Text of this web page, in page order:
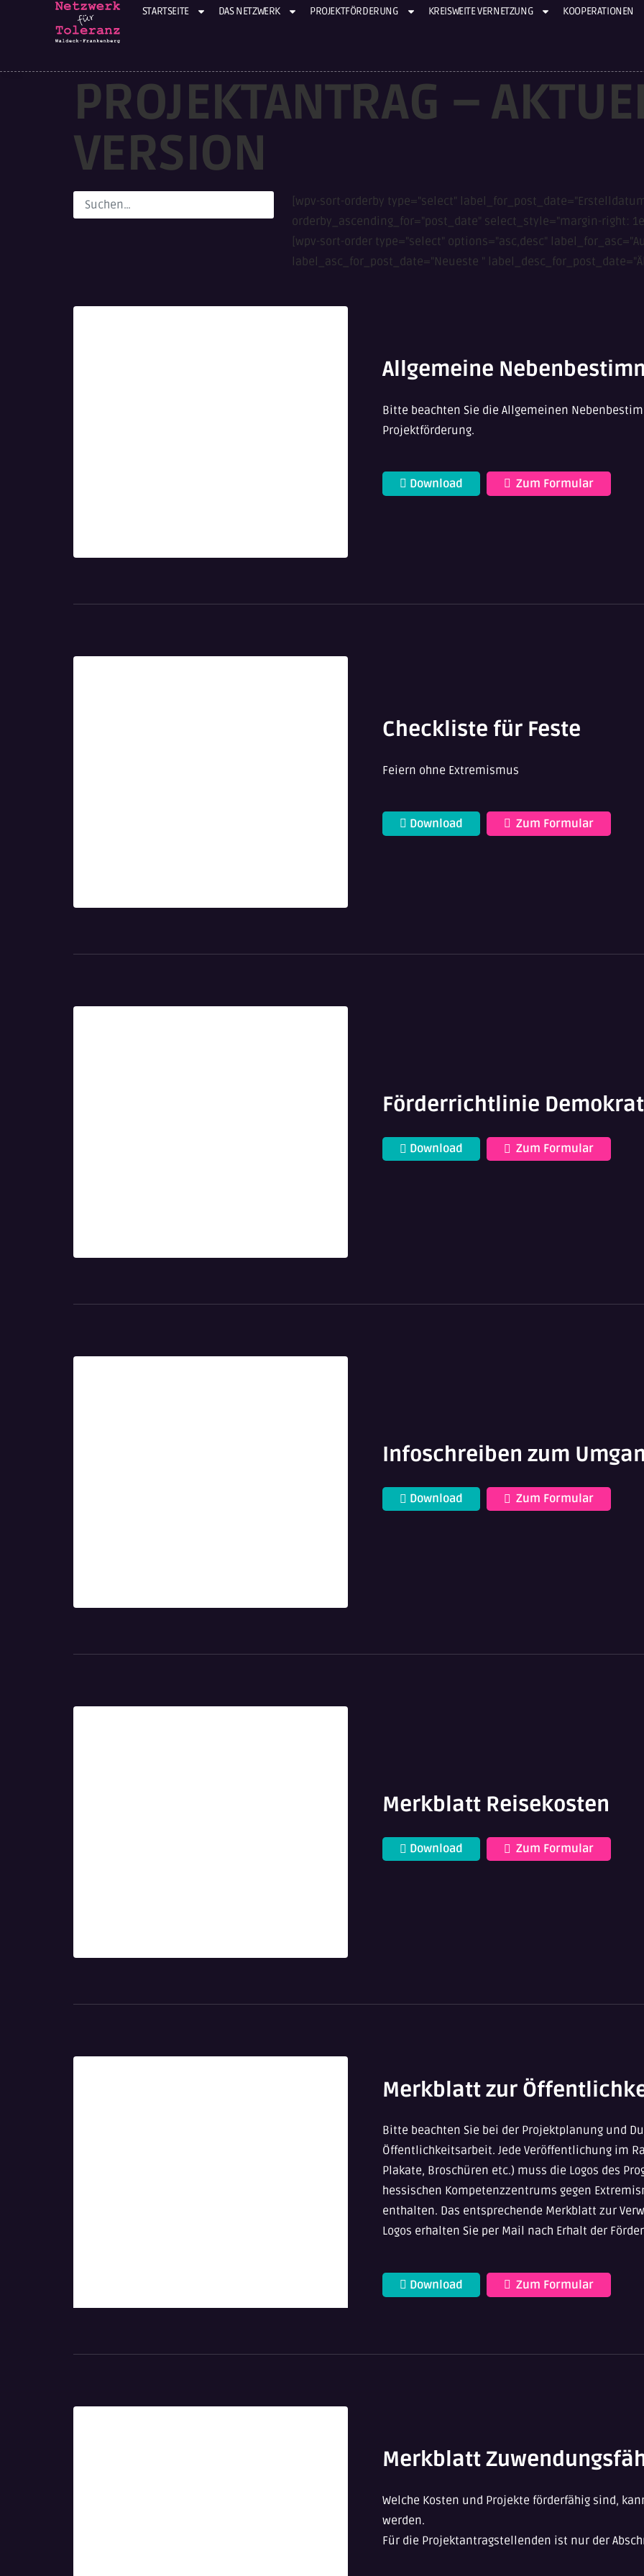
STARTSEITE DAS NETZWERK PROJEKTFÖRDERUNG KREISWEITE VERNETZUNG KOOPERATIONEN
PROJEKTANTRAG –
VERSION
[wpv-sort-orderby type="select"
orderby_ascending_for="post_date" select_style="margin-right:
[wpv-sort-order type="select" options="asc,desc"
label_asc_for_post_date="Neueste "
Allgemeine
Bitte beachten Sie die Allgemeinen
Projektförderung.
Download Zum Formular
Checkliste für Feste
Feiern ohne Extremismus
Download Zum Formular
Förderrichtlinie
Download Zum Formular
Infoschreiben zum
Download Zum Formular
Merkblatt Reisekosten
Download Zum Formular
Merkblatt zur
Bitte beachten Sie bei der Projektplanung und
Öffentlichkeitsarbeit. Jede Veröffentlichung im
Plakate, Broschüren etc.) muss die Logos des
hessischen Kompetenzzentrums gegen
enthalten. Das entsprechende Merkblatt zur
Logos erhalten Sie per Mail nach Erhalt der
Download Zum Formular
Merkblatt
Welche Kosten und Projekte förderfähig sind,
werden.
Für die Projektantragstellenden ist nur der